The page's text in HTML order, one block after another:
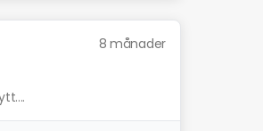
8 månader